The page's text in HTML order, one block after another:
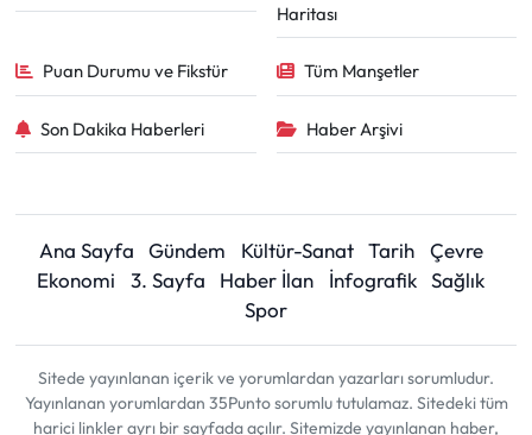
Haritası
Puan Durumu ve Fikstür Tüm Manşetler
Son Dakika Haberleri Haber Arşivi
Ana Sayfa Gündem Kültür-Sanat Tarih
Çevre
Ekonomi
3. Sayfa Haber İlan İnfografik Sağlık
Spor
Sitede yayınlanan içerik ve yorumlardan yazarları sorumludur.
Yayınlanan yorumlardan 35Punto sorumlu tutulamaz. Sitedeki tüm
harici linkler ayrı bir sayfada açılır. Sitemizde yayınlanan haber,